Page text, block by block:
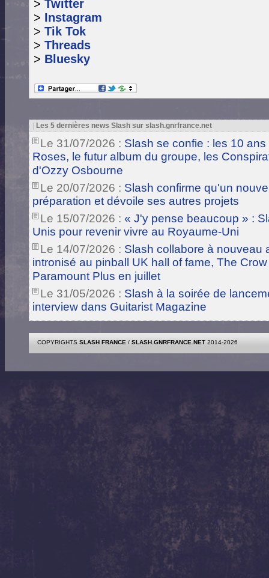
> Twitter
> Instagram
> Tik Tok
> Threads
> Bluesky
Les 5 dernières news Slash sur slash.gnrfrance.net
Le 31/07/2026 : Slash se confie : les 10
Roses, le futur album du groupe, les
d'Ozzy Osbourne
Le 20/07/2026 : Slash confirme qu'un
préparation et dévoile ses autres projets
Le 15/07/2026 : « J'y pense beaucoup » :
Unis pour revenir vivre au Royaume-Uni
Le 14/07/2026 : Slash collabore à nouveau
intronisé au pinball UK hall of fame, The
Paramount Plus en juillet
Le 31/05/2026 : Slash à la soirée de
interview dans Guitarist Magazine
COPYRIGHTS SLASH FRANCE / SLASH.GNRFRANCE.NET 2014-2026